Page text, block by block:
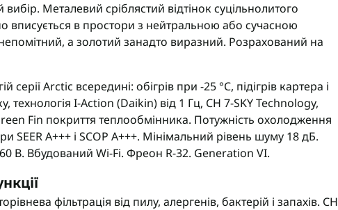
Металевий сріблястий відтінок суцільнолитого
вписується в простори з нейтральною або сучасною
а золотий занадто виразний. Розрахований на
серії Arctic всередині: обігрів при -25 °C, підігрів картера і
технологія I-Action (Daikin) від 1 Гц, CH 7-SKY Technology,
Fin покриття теплообмінника. Потужність охолодження
SEER A+++ і SCOP A+++. Мінімальний рівень шуму 18 дБ.
В. Вбудований Wi-Fi. Фреон R-32. Generation VI.
фільтрація від пилу, алергенів, бактерій і запахів. CH